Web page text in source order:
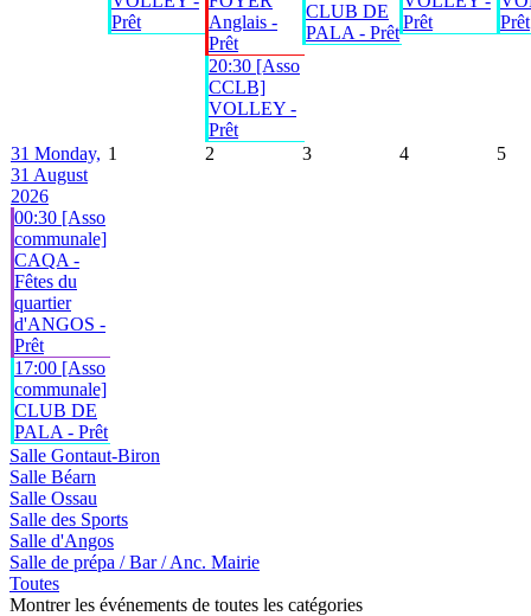
Prêt
Anglais -
Prêt
20:30 [Asso
CCLB]
VOLLEY -
Prêt
CLUB DE
PALA - Prêt
Prêt
Prêt
31 Monday,
31 August
2026
00:30 [Asso
communale]
CAQA -
Fêtes du
quartier
d'ANGOS -
Prêt
17:00 [Asso
communale]
CLUB DE
PALA - Prêt
1 2 3 4 5
Salle Gontaut-Biron
Salle Béarn
Salle Ossau
Salle des Sports
Salle d'Angos
Salle de prépa / Bar / Anc. Mairie
Toutes
Montrer les événements de toutes les catégories